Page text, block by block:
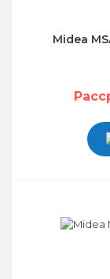
Midea